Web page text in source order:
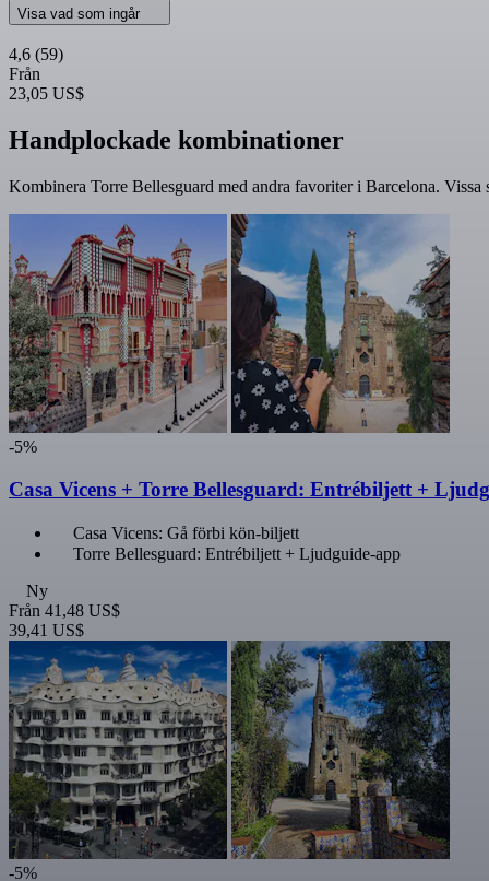
Visa vad som ingår
4,6 (59)
Från
23,05 US$
Handplockade kombinationer
Kombinera Torre Bellesguard med andra favoriter i Barcelona. Vissa
-5%
Casa Vicens + Torre Bellesguard: Entrébiljett +
Casa Vicens: Gå förbi kön-biljett
Torre Bellesguard: Entrébiljett + Ljudguide-app
Ny
Från 41,48 US$
39,41 US$
-5%